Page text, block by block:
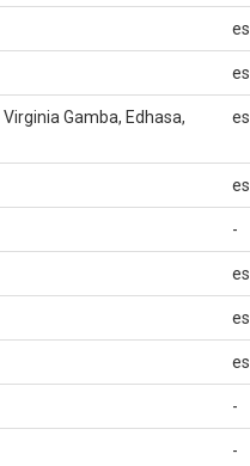
es
es
Gamba, Edhasa,
es
es
-
es
es
es
-
-